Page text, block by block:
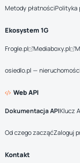
Metody płatnościPolityka
Ekosystem 1G
Frogle.pl Mediaboxy.pl
osiedlo.pl — nieruchomości
Web API
Dokumentacja APIKlucz
Od czego zacząćZaloguj
Kontakt